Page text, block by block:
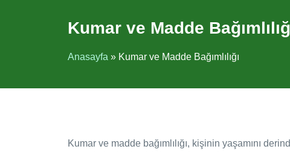
Kumar ve Madde
Anasayfa » Kumar ve Madde Bağımlılığı
Kumar ve madde bağımlılığı, kişinin yaşamını